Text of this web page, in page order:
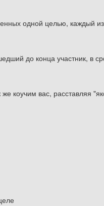
одной целью, каждый
до конца участник, в
вас, расставляя